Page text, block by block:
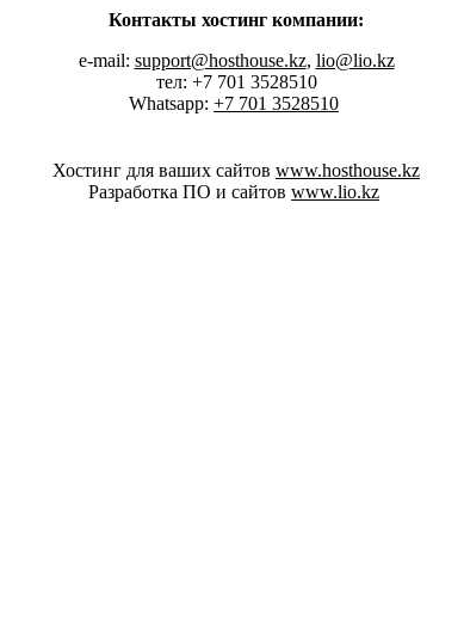
Контакты хостинг компании:
e-mail: support@hosthouse.kz, lio@lio.kz
тел: +7 701 3528510
Whatsapp: +7 701 3528510
Хостинг для ваших сайтов www.hosthouse.kz
Разработка ПО и сайтов www.lio.kz